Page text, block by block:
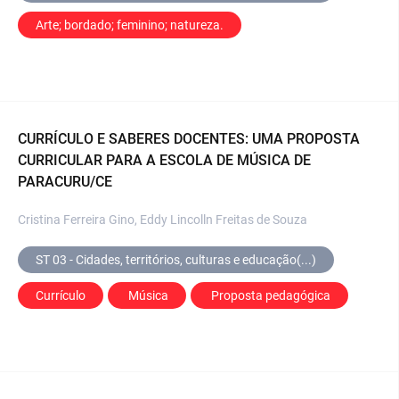
Arte; bordado; feminino; natureza.
CURRÍCULO E SABERES DOCENTES: UMA PROPOSTA
CURRICULAR PARA A ESCOLA DE MÚSICA DE
PARACURU/CE
Cristina Ferreira Gino, Eddy Lincolln Freitas de Souza
ST 03 - Cidades, territórios, culturas e educação(...)
Currículo Música Proposta pedagógica